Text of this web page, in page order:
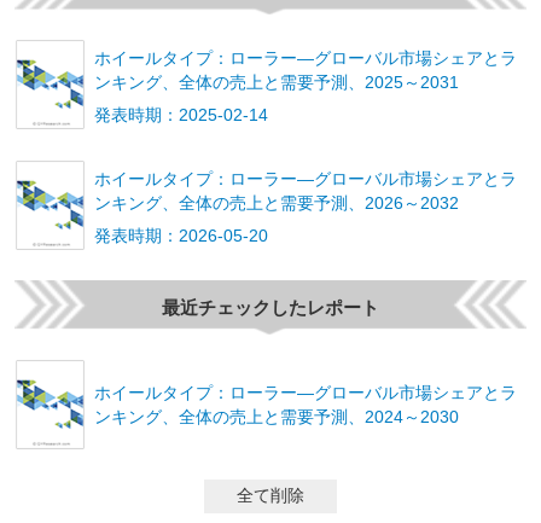
ホイールタイプ：ローラー―グローバル市場シェアとラ
ンキング、全体の売上と需要予測、2025～2031
発表時期：2025-02-14
ホイールタイプ：ローラー―グローバル市場シェアとラ
ンキング、全体の売上と需要予測、2026～2032
発表時期：2026-05-20
最近チェックしたレポート
ホイールタイプ：ローラー―グローバル市場シェアとラ
ンキング、全体の売上と需要予測、2024～2030
全て削除